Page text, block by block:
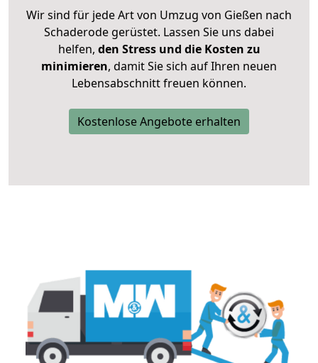
Wir sind für jede Art von Umzug von Gießen nach
Schaderode gerüstet. Lassen Sie uns dabei
helfen, den Stress und die Kosten zu
minimieren, damit Sie sich auf Ihren neuen
Lebensabschnitt freuen können.
Kostenlose Angebote erhalten